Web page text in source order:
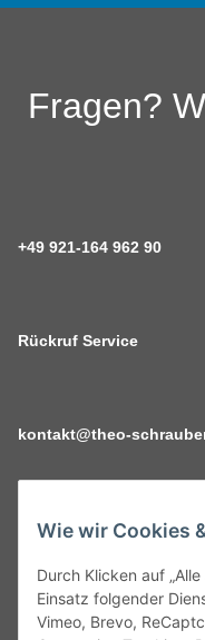
Wie wir Cookies
Durch Klicken auf
Einsatz folgender
Vimeo, Brevo,
Fragen?
+49 921-164 962 90
Rückruf Service
kontakt@theo-
Service